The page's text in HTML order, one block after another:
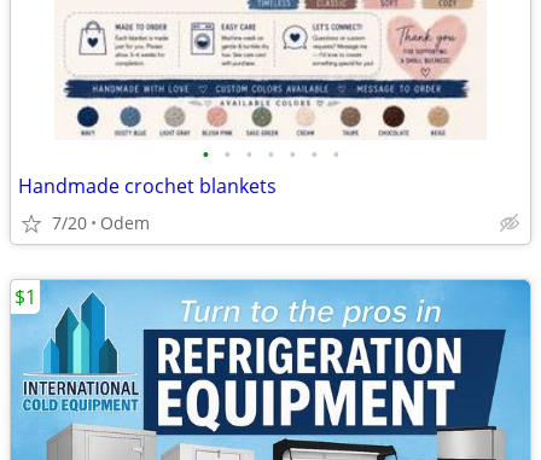
• • • • • • •
Handmade crochet blankets
7/20 Odem
$1